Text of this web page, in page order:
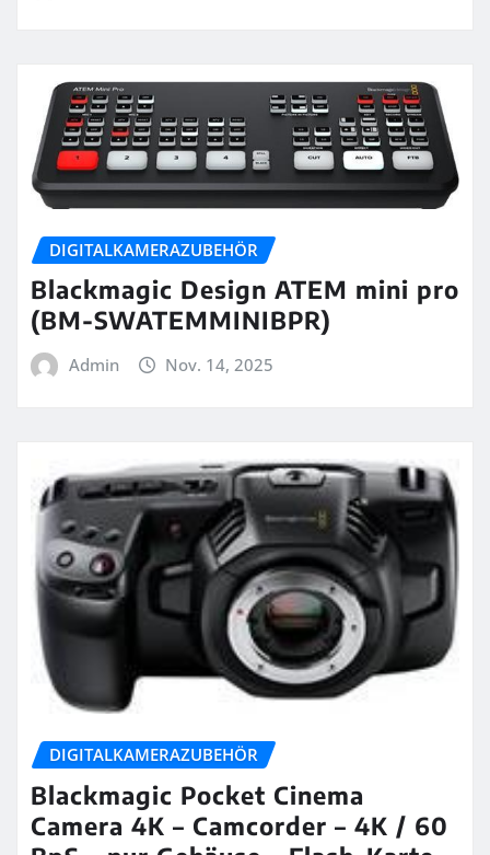
DIGITALKAMERAZUBEHÖR
Blackmagic Design ATEM mini pro
(BM-SWATEMMINIBPR)
Admin Nov. 14, 2025
DIGITALKAMERAZUBEHÖR
Blackmagic Pocket Cinema
Camera 4K – Camcorder – 4K / 60